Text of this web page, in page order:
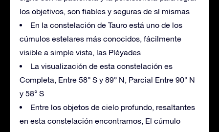
los objetivos, son fiables y seguras de sí mismas
En la constelación de Tauro está uno de los
cúmulos estelares más conocidos, fácilmente
visible a simple vista, las Pléyades
La visualización de esta constelación es
Completa, Entre 58° S y 89° N, Parcial Entre 90° N
y 58° S
Entre los objetos de cielo profundo, resaltantes
en esta constelación encontramos, El cúmulo